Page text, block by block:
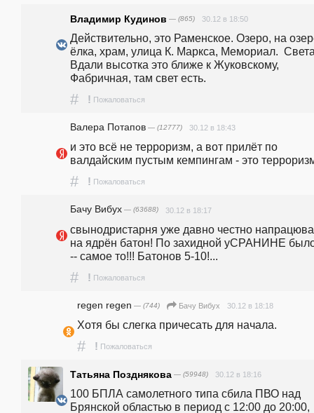
Владимир Кудинов — (865) 30.12 в 18:50
Действительно, это Раменское. Озеро, на
ёлка, храм, улица К. Маркса, Мемориал.
Вдали высотка это ближе к Жуковскому,
Фабричная, там свет есть.
# ! Пожаловаться
Валера Потапов — (12777) 30.12 в 18:43
и это всё не теppopизм, а вот прилёт по
валдайским пустым кемпингам - это
# ! Пожаловаться
Бачу Вибух — (63688) 30.12 в 18:17
свынодристарня уже давно честно
на ядрён батон! По захидной уСРАНИНЕ
-- самое то!!! Батонов 5-10!...
# ! Пожаловаться
regen regen — (744) Бачу Вибух 30.12 в 18:18
Хотя бы слегка причесать для начала.
# ! Пожаловаться
Татьяна Позднякова — (59948) 30.12 в 18:16
100 БПЛА самолетного типа сбила ПВО над
Брянской областью в период с 12:00 до 20:00,